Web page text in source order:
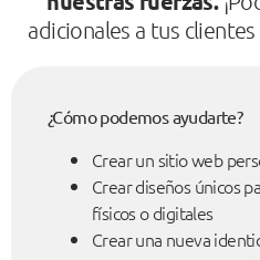
adicionales a tus
¿Cómo podemos ayudarte?
Crear un sitio web
Crear diseños únicos
físicos o digitales
Crear una nueva